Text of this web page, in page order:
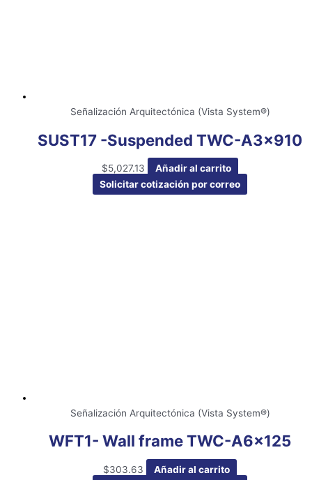
Señalización Arquitectónica (Vista System®)
SUST17 -Suspended TWC-A3x910
$5,027.13
Añadir al carrito
Solicitar cotización por correo
Señalización Arquitectónica (Vista System®)
WFT1- Wall frame TWC-A6x125
$303.63
Añadir al carrito